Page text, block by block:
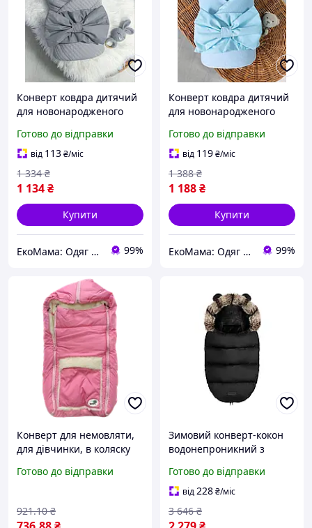
Конверт ковдра дитячий
для новонародженого
виписку з пологового
будинку та прогулянок
80х80 см зі з'ємним
Готово до відправки
від 113₴/міс
1 134₴
1 334 ₴
Купити
ЕкоМама: Одяг для вагітних, білизна для годування, сумка у пологовий, одяг для новонароджених 99%
Конверт ковдра дитячий
для новонародженого
на виписку з пологового
будинку та прогулянок
80х80 см зі
Готово до відправки
від 119₴/міс
1 188₴
1 388 ₴
Купити
ЕкоМама: Одяг для вагітних, білизна для годування, сумка у пологовий, одяг для новонароджених 99%
Конверт для немовляти,
для дівчинки, в коляску
хутром 12919
Готово до відправки
921.10 ₴
Зимовий конверт-кокон
водонепроникний з
см Elmi FK-0439
Готово до відправки
від228₴/міс
3 646 ₴